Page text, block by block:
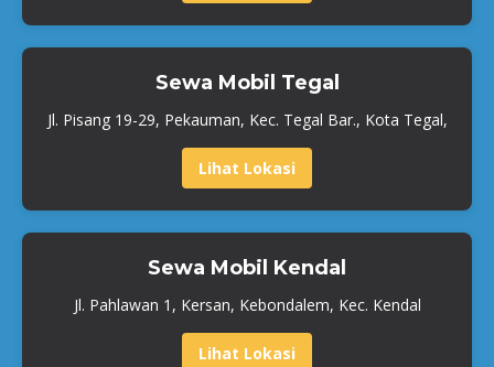
Sewa Mobil Tegal
Jl. Pisang 19-29, Pekauman, Kec. Tegal Bar., Kota Tegal,
Lihat Lokasi
Sewa Mobil Kendal
Jl. Pahlawan 1, Kersan, Kebondalem, Kec. Kendal
Lihat Lokasi